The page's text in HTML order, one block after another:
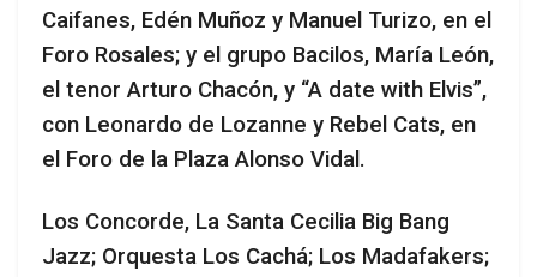
Caifanes, Edén Muñoz y Manuel Turizo, en el
Foro Rosales; y el grupo Bacilos, María León,
el tenor Arturo Chacón, y “A date with Elvis”,
con Leonardo de Lozanne y Rebel Cats, en
el Foro de la Plaza Alonso Vidal.
Los Concorde, La Santa Cecilia Big Bang
Jazz; Orquesta Los Cachá; Los Madafakers;